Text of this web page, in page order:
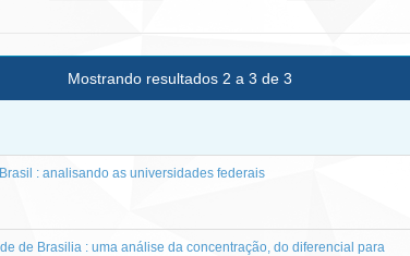
Mostrando resultados 2 a 3 de 3
: analisando as universidades federais
de Brasilia : uma análise da concentração, do diferencial para